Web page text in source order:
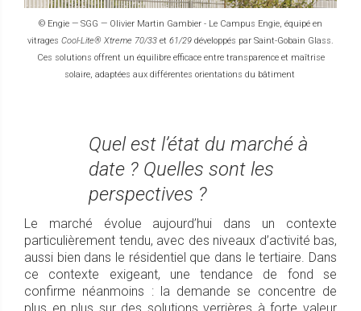
© Engie — SGG — Olivier Martin Gambier - Le Campus Engie, équipé en
vitrages Cool-Lite® Xtreme 70/33 et 61/29 développés par Saint-Gobain Glass.
Ces solutions offrent un équilibre efficace entre transparence et maîtrise
solaire, adaptées aux différentes orientations du bâtiment
Quel est l’état du marché à
date ? Quelles sont les
perspectives ?
Le marché évolue aujourd’hui dans un contexte
particulièrement tendu, avec des niveaux d’activité bas,
aussi bien dans le résidentiel que dans le tertiaire. Dans
ce contexte exigeant, une tendance de fond se
confirme néanmoins : la demande se concentre de